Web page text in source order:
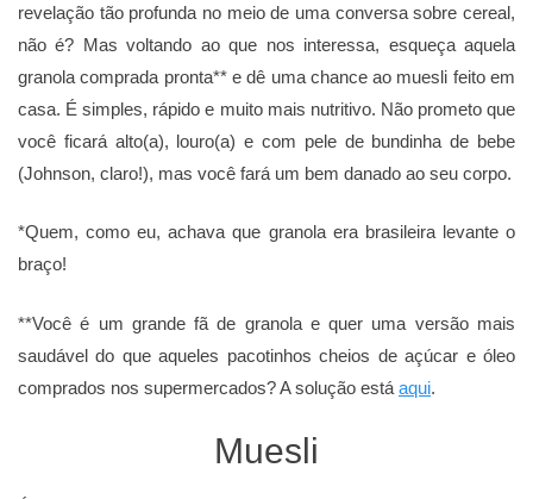
revelação tão profunda no meio de uma conversa sobre cereal,
não é? Mas voltando ao que nos interessa, esqueça aquela
granola comprada pronta** e dê uma chance ao muesli feito em
casa. É simples, rápido e muito mais nutritivo. Não prometo que
você ficará alto(a), louro(a) e com pele de bundinha de bebe
(Johnson, claro!), mas você fará um bem danado ao seu corpo.
*Quem, como eu, achava que granola era brasileira levante o
braço!
**Você é um grande fã de granola e quer uma versão mais
saudável do que aqueles pacotinhos cheios de açúcar e óleo
comprados nos supermercados? A solução está aqui.
Muesli